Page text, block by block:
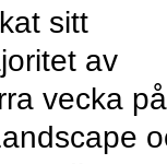
sitt
av
vecka på